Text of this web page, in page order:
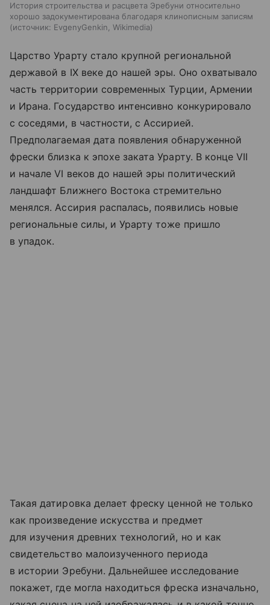
История строительства и расцвета Эребуни относительно
хорошо задокументирована благодаря клинописным записям
источник: EvgenyGenkin, Wikimedia
Царство Урарту стало крупной региональной
державой в IX веке до нашей эры. Оно охватывало
часть территории современных Турции, Армении
и Ирана. Государство интенсивно конкурировало
с соседями, в частности, с Ассирией.
Предполагаемая дата появления обнаруженной
фрески близка к эпохе заката Урарту. В конце VII
и начале VI веков до нашей эры политический
ландшафт Ближнего Востока стремительно
менялся. Ассирия распалась, появились новые
региональные силы, и Урарту тоже пришло
в упадок.
Такая датировка делает фреску ценной не только
как произведение искусства и предмет
для изучения древних технологий, но и как
свидетельство малоизученного периода
в истории Эребуни. Дальнейшее исследование
покажет, где могла находиться фреска изначально,